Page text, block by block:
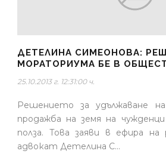
ДЕТЕЛИНА СИМЕОНОВА:
МОРАТОРИУМА БЕ В
25.10.2013 г. 12:31:00 ч.
Решението за удължаване
продажба на земя на
полза. Това заяви в ефира на
адвокат Детелина С...